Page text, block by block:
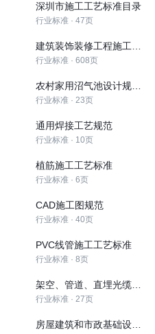
深圳市施工工艺标准目录
行业标准 · 47页
行业标准 · 608页
行业标准 · 23页
通用焊接工艺规范
行业标准 · 10页
植筋施工工艺标准
行业标准 · 6页
CAD施工图规范
行业标准 · 40页
PVC线管施工工艺标准
行业标准 · 8页
行业标准 · 27页